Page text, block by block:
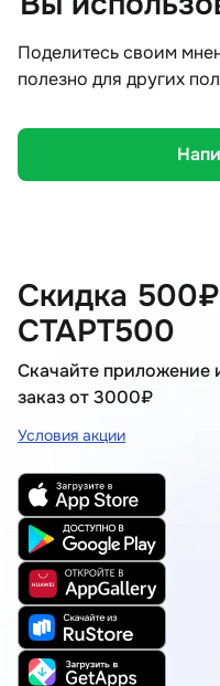
Поделитесь своим
полезно для других
Скидка
СТАРТ500
Скачайте приложение
заказ от 3000₽
Условия акции